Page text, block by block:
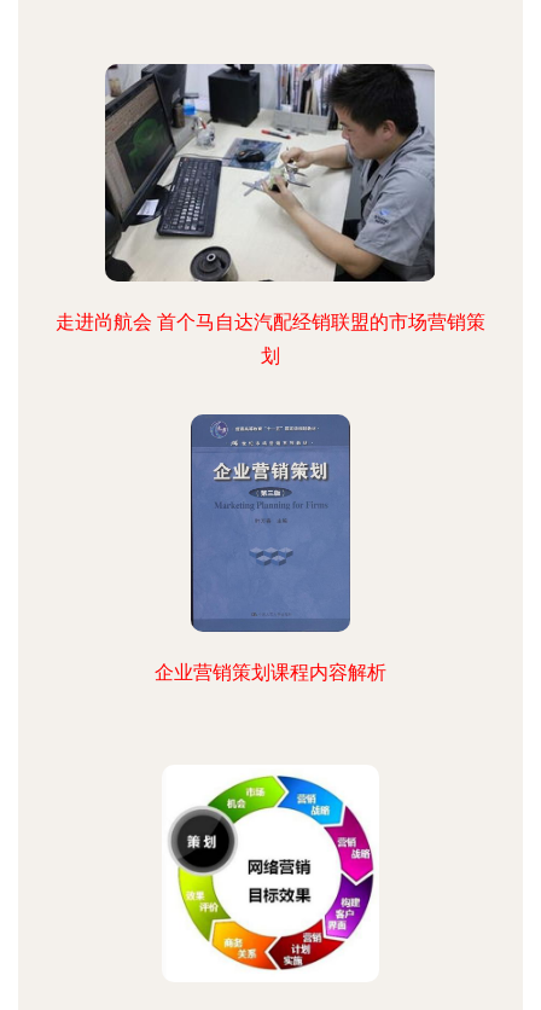
走进尚航会 首个马自达汽配经销联盟的市场营销策
划
企业营销策划课程内容解析